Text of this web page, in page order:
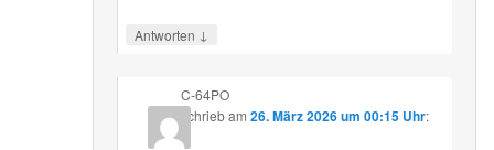
Antworten ↓
C-64PO
schriebam 26. März 2026 um 00:15 Uhr: